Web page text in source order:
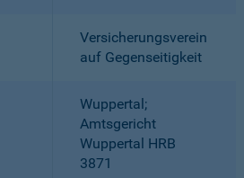
Versicherungsverein
auf Gegenseitigkeit
Wuppertal;
Amtsgericht
Wuppertal HRB
3871